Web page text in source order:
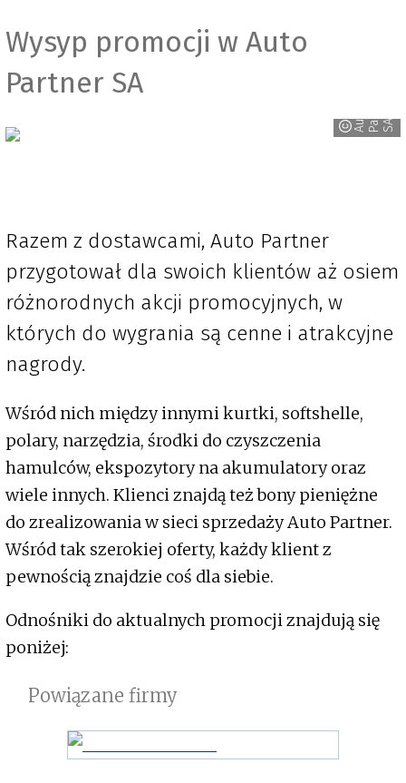
Wysyp promocji w Auto
Partner SA
A u
t
o
P a
r
t
n
er
S A
Razem z dostawcami, Auto Partner
przygotował dla swoich klientów aż osiem
różnorodnych akcji promocyjnych, w
których do wygrania są cenne i atrakcyjne
nagrody.
Wśród nich między innymi kurtki, softshelle,
polary, narzędzia, środki do czyszczenia
hamulców, ekspozytory na akumulatory oraz
wiele innych. Klienci znajdą też bony pieniężne
do zrealizowania w sieci sprzedaży Auto Partner.
Wśród tak szerokiej oferty, każdy klient z
pewnością znajdzie coś dla siebie.
Odnośniki do aktualnych promocji znajdują się
poniżej:
Powiązane firmy